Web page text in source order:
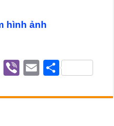
hình ảnh
T
e
Vi
er
E
ail
S
ar